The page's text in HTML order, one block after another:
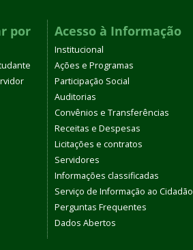
por
Acesso à Informação
Institucional
Ações e Programas
Participação Social
Auditorias
Convênios e Transferências
Receitas e Despesas
Licitações e contratos
Servidores
Informações classificadas
Serviço de Informação ao Cidadão
Perguntas Frequentes
Dados Abertos